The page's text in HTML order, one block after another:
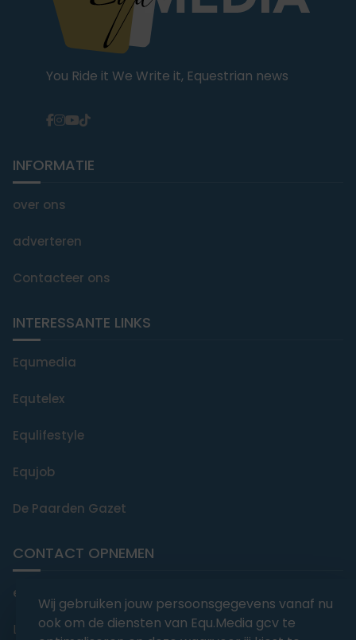
You Ride it We Write it, Equestrian news
INFORMATIE
over ons
adverteren
Contacteer ons
INTERESSANTE LINKS
Equmedia
Equtelex
Equlifestyle
Equjob
De Paarden Gazet
CONTACT OPNEMEN
editorial@equmedia.be
Langendamdreef 22 9880 Aalter België
Wij gebruiken jouw persoonsgegevens vanaf nu
ook om de diensten van Equ.Media gcv te